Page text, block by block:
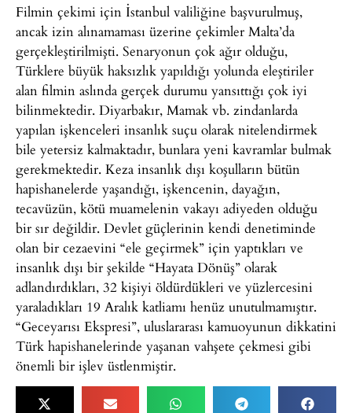
Filmin çekimi için İstanbul valiliğine başvurulmuş,
ancak izin alınamaması üzerine çekimler Malta’da
gerçekleştirilmişti. Senaryonun çok ağır olduğu,
Türklere büyük haksızlık yapıldığı yolunda eleştiriler
alan filmin aslında gerçek durumu yansıttığı çok iyi
bilinmektedir. Diyarbakır, Mamak vb. zindanlarda
yapılan işkenceleri insanlık suçu olarak nitelendirmek
bile yetersiz kalmaktadır, bunlara yeni kavramlar bulmak
gerekmektedir. Keza insanlık dışı koşulların bütün
hapishanelerde yaşandığı, işkencenin, dayağın,
tecavüzün, kötü muamelenin vakayı adiyeden olduğu
bir sır değildir. Devlet güçlerinin kendi denetiminde
olan bir cezaevini “ele geçirmek” için yaptıkları ve
insanlık dışı bir şekilde “Hayata Dönüş” olarak
adlandırdıkları, 32 kişiyi öldürdükleri ve yüzlercesini
yaraladıkları 19 Aralık katliamı henüz unutulmamıştır.
“Geceyarısı Ekspresi”, uluslararası kamuoyunun dikkatini
Türk hapishanelerinde yaşanan vahşete çekmesi gibi
önemli bir işlev üstlenmiştir.